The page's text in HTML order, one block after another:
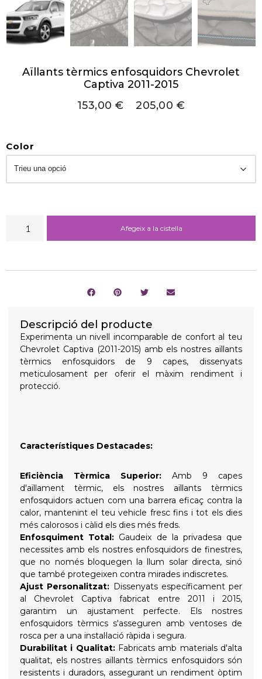
Aïllants tèrmics enfosquidors Chevrolet
Captiva 2011-2015
153,00€ 205,00 €
Color
Afegeix a la cistella
Descripció del producte
Experimenta un nivell incomparable de confort al teu
Chevrolet Captiva (2011-2015) amb els nostres aïllants
tèrmics enfosquidors de 9 capes, dissenyats
meticulosament per oferir el màxim rendiment i
protecció.
Característiques Destacades:
Eficiència Tèrmica Superior: Amb 9 capes
d'aïllament tèrmic, els nostres aïllants tèrmics
enfosquidors actuen com una barrera eficaç contra la
calor, mantenint el teu vehicle fresc fins i tot els dies
més calorosos i càlid els dies més freds.
Enfosquiment Total: Gaudeix de la privadesa que
necessites amb els nostres enfosquidors de finestres,
que no només bloquegen la llum solar directa, sinó
que també protegeixen contra mirades indiscretes.
Ajust Personalitzat: Dissenyats específicament per
al Chevrolet Captiva fabricat entre 2011 i 2015,
garantim un ajustament perfecte. Els nostres
enfosquidors tèrmics s'asseguren amb ventoses de
rosca per a una instal·lació ràpida i segura.
Durabilitat i Qualitat:Fabricats amb materials d'alta
qualitat, els nostres aïllants tèrmics enfosquidors són
resistents i duradors, assegurant un rendiment òptim